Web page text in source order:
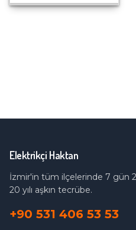
Elektrikçi Haktan
İzmir'in tüm ilçelerinde 7 gün
20 yılı aşkın tecrübe.
+90 531 406 53 53